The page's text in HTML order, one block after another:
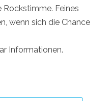
Feines
wenn sich die Chance
Informationen.